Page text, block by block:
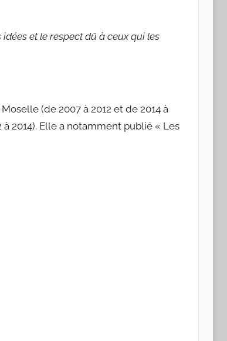
et le respect dû à ceux qui les
(de 2007 à 2012 et de 2014 à
2014). Elle a notamment publié « Les